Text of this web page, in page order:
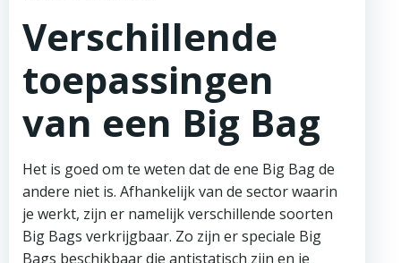
Verschillende
toepassingen
van een Big Bag
Het is goed om te weten dat de ene Big Bag de
andere niet is. Afhankelijk van de sector waarin
je werkt, zijn er namelijk verschillende soorten
Big Bags verkrijgbaar. Zo zijn er speciale Big
Bags beschikbaar die antistatisch zijn en je